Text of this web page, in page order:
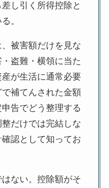
し引く所得控除と
。
被害額だけを見な
盗難・横領に当た
が生活に通常必要
補てんされた金額
告でどう整理する
だけでは完結しな
認として知ってお
ない。控除額がそ